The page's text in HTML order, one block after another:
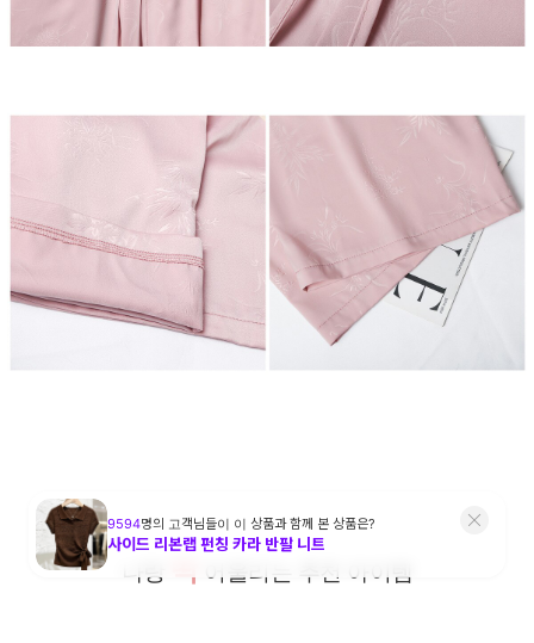
나랑 딱 어울리는 추천 아이템